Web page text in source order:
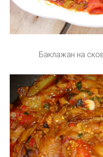
Баклажан на